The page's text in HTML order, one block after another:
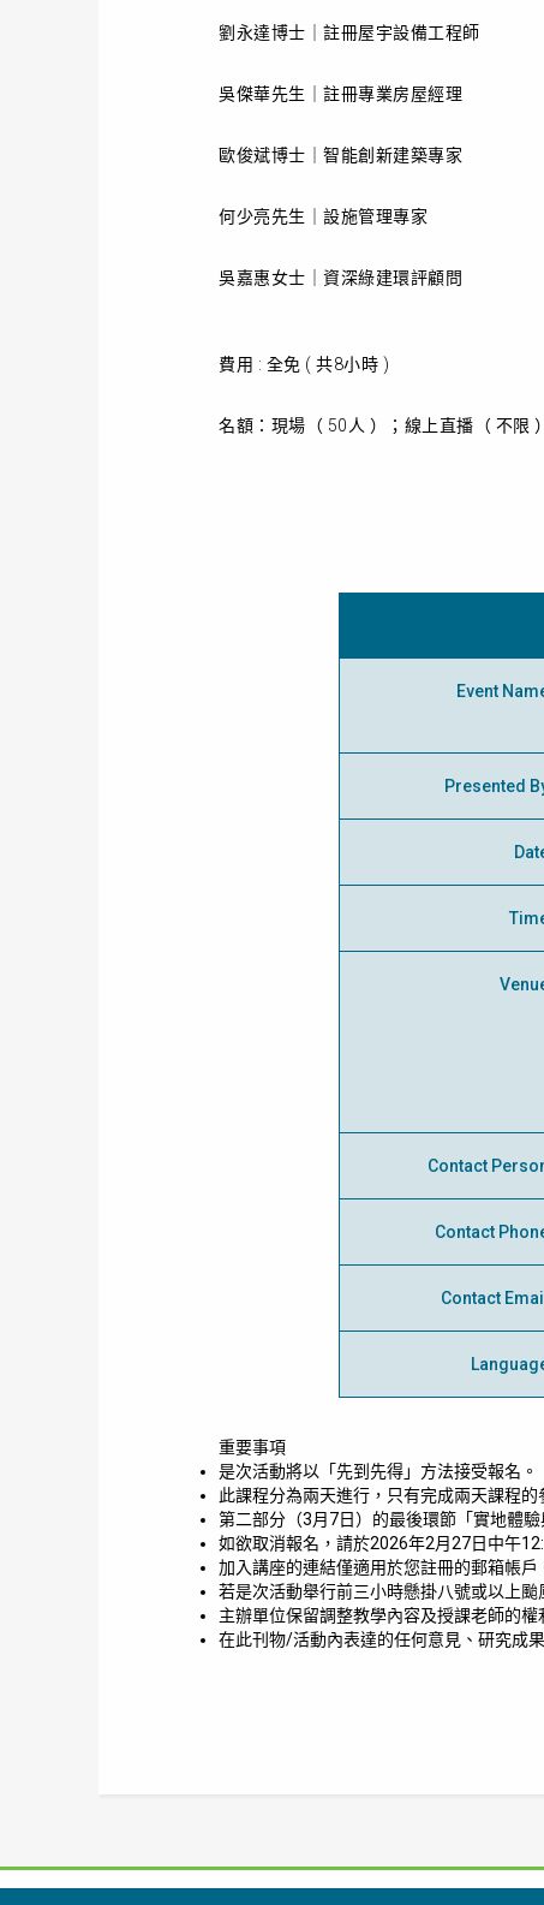
劉永達博士｜註冊屋宇設備工程師
吳傑華先生｜註冊專業房屋經理
歐俊斌博士｜智能創新建築專家
何少亮先生｜設施管理專家
吳嘉惠女士｜資深綠建環評顧問
費用 : 全免 ( 共8小時 )
名額：現場（ 50人 ）；線上直播（ 不限 ）
Event
Presented
Contact
Contact
Contact Email
重要事項
是次活動將以「先到先得」方法接受報名。
此課程分為兩天進行，只有完成兩天課程
第二部分（3月7日）的最後環節「實地體
如欲取消報名，請於2026年2月27日中午
加入講座的連結僅適用於您註冊的郵箱帳
若是次活動舉行前三小時懸掛八號或以上
主辦單位保留調整教學內容及授課老師的權
在此刊物/活動內表達的任何意見、研究成